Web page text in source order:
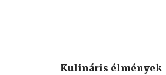
Kulináris élmények